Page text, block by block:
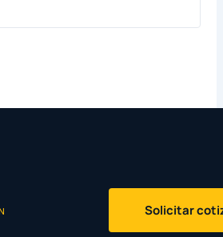
Solicitar